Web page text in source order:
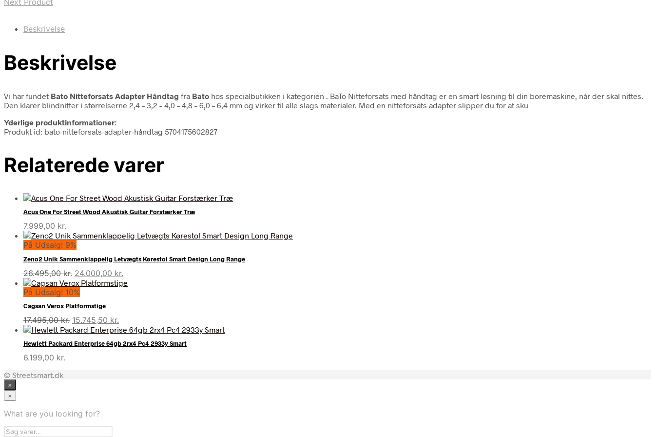
Beskrivelse
Beskrivelse
Vi har fundet Bato Nitteforsats Adapter Håndtag fra Bato hos specialbutikken i kategorien
. BaTo Nitteforsats med håndtag er en smart løsning til din boremaskine, når der skal nittes.
Den klarer blindnitter i størrelserne 2,4 – 3,2 – 4,0 – 4,8 – 6,0 – 6,4 mm og virker til alle slags materialer. Med en nitteforsats adapter slipper du for at sku
Yderlige produktinformationer:
Produkt id: bato-nitteforsats-adapter-håndtag 5704175602827
Relaterede varer
Acus One For Street Wood Akustisk Guitar Forstærker Træ
7.999,00 kr.
På Udsalg! 9%
Zeno2 Unik Sammenklappelig Letvægts Kørestol Smart Design Long Range
26.495,00kr. Den
oprindelige
pris
var:
26.495,00 kr..
24.000,00 kr.
aktuelle
På Udsalg! 10%
Cagsan Verox Platformstige
17.495,00kr. Den
oprindelige
pris
var:
15.745,50 kr.
aktuelle
pris
er:
Hewlett Packard Enterprise 64gb 2rx4 Pc4 2933y Smart
6.199,00 kr.
© Streetsmart.dk
×
×
What are you looking for?